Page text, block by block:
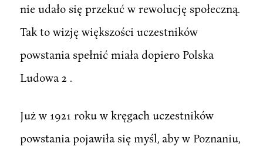
nie udało się przekuć w rewolucję społeczną.
Tak to wizję większości uczestników
powstania spełnić miała dopiero Polska
Ludowa 2 .
Już w 1921 roku w kręgach uczestników
powstania pojawiła się myśl, aby w Poznaniu,